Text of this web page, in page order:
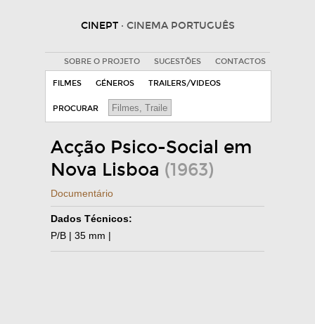
CINEPT · CINEMA PORTUGUÊS
SOBRE O PROJETO SUGESTÕES CONTACTOS
FILMES GÉNEROS TRAILERS/VIDEOS
PROCURAR
Acção Psico-Social em
Nova Lisboa (1963)
Documentário
Dados Técnicos:
P/B | 35 mm |